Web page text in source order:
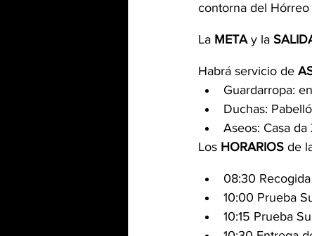
contorna del Hórreo
La META y la
Habrá servicio de
Guardarropa:
Duchas:
Aseos: Casa da
Los HORARIOS de
08:30
10:00 Prueba
10:15 Prueba